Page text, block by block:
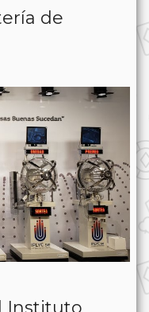
de
Instituto